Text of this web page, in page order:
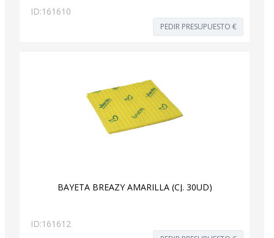
ID:161610
PEDIR PRESUPUESTO €
BAYETA BREAZY AMARILLA (CJ. 30UD)
ID:161612